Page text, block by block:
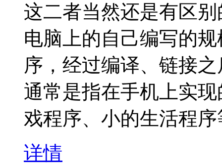
这二者当然还是有区
电脑上的自己编写的
序，经过编译、链接
通常是指在手机上实
戏程序、小的生活程
详情